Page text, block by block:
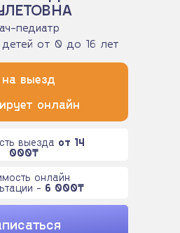
педиатр
онлайн
- 6 000₸
онлайн
на выезд
выезда от 14
000₸
от 0 до 16 лет